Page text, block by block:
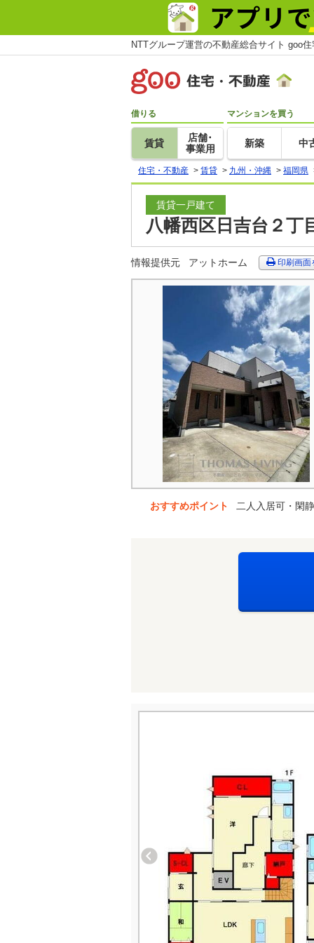
NTTグループ運営の不動産総合サイト goo
借りる
賃貸
店舗･
事業用
マンションを買う
新築 中
住宅・不動産 > 賃貸 > 九州・沖縄 > 福岡県
賃貸一戸建て
八幡西区日吉台２
情報提供元 アットホーム 印刷画面
おすすめポイント 二人入居可・閑